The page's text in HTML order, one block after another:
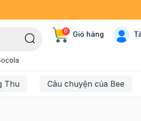
0 Giỏ hàng
Thu Câu chuyện của Bee